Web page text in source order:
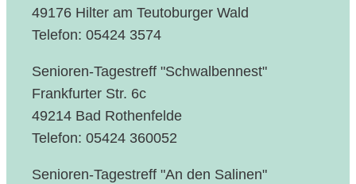
49176 Hilter am Teutoburger Wald
Telefon: 05424 3574
Senioren-Tagestreff "Schwalbennest"
Frankfurter Str. 6c
49214 Bad Rothenfelde
Telefon: 05424 360052
Senioren-Tagestreff "An den Salinen"